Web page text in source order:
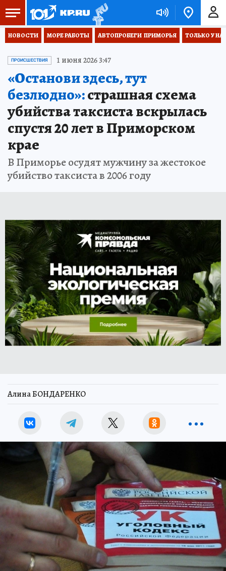
НОВОСТИ МОРЕ РАБОТЫ АВТОПРОБЕГИ  ПРИМОРЬЯ ТОЛЬКО У
ПРОИСШЕСТВИЯ 1 июня 2026 3:47
«Останови здесь, тут
безлюдно»:страшная схема
убийства таксиста вскрылась
спустя 20 лет в Приморском
крае
В Приморье осудят мужчину за жестокое
убийство таксиста в 2006 году
Алина БОНДАРЕНКО